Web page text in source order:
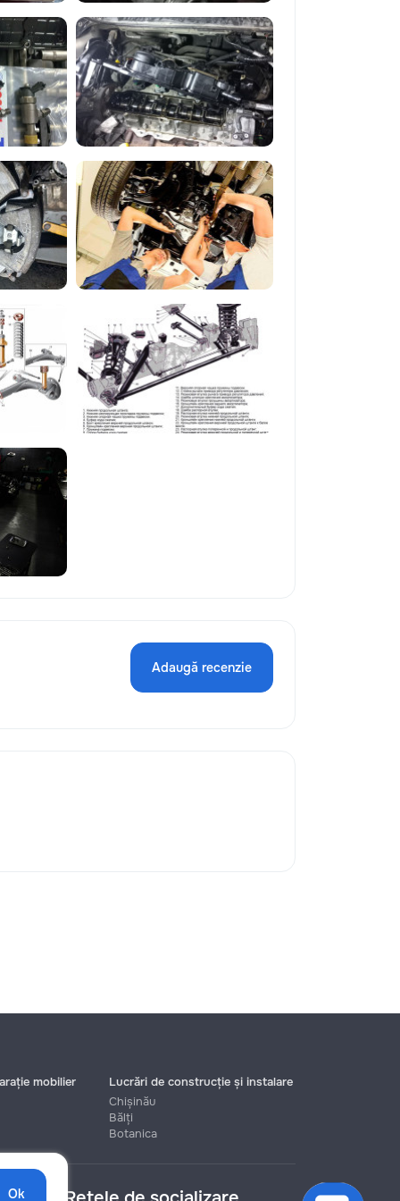
Adaugă recenzie
Ok
mobilier
Lucrări de construcție și instalare
Chișinău
Bălți
Botanica